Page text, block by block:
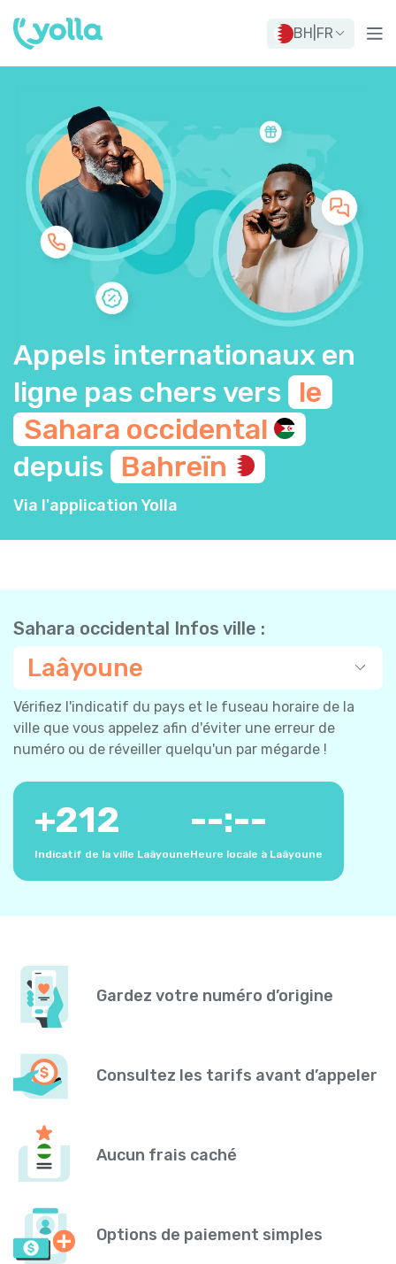
BH FR
Appels internationaux en
ligne pas chers vers le
Sahara occidental
depuis Bahreïn
Via l'application Yolla
Sahara occidental Infos ville :
Laâyoune
Vérifiez l'indicatif du pays et le fuseau horaire de la
ville que vous appelez afin d'éviter une erreur de
numéro ou de réveiller quelqu'un par mégarde !
+212
Indicatif de la ville Laâyoune
--:--
Heure locale à Laâyoune
Gardez votre numéro d’origine
Consultez les tarifs avant d’appeler
Aucun frais caché
Options de paiement simples